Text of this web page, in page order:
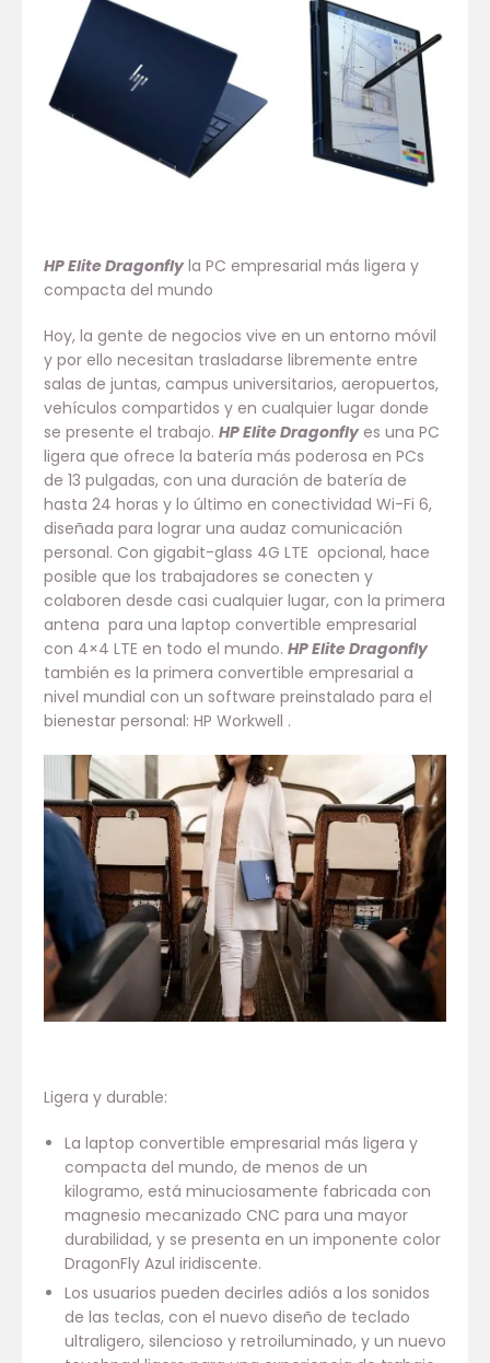
HP Elite Dragonflyla PC empresarial más ligera y
compacta del mundo
Hoy, la gente de negocios vive en un entorno móvil
y por ello necesitan trasladarse libremente entre
salas de juntas, campus universitarios, aeropuertos,
vehículos compartidos y en cualquier lugar donde
se presente el trabajo. HP Elite Dragonflyes una PC
ligera que ofrece la batería más poderosa en PCs
de 13 pulgadas, con una duración de batería de
hasta 24 horas y lo último en conectividad Wi-Fi 6,
diseñada para lograr una audaz comunicación
personal. Con gigabit-glass 4G LTE opcional, hace
posible que los trabajadores se conecten y
colaboren desde casi cualquier lugar, con la primera
antena para una laptop convertible empresarial
con 4×4 LTE en todo el mundo. HP Elite Dragonfly
también es la primera convertible empresarial a
nivel mundial con un software preinstalado para el
bienestar personal: HP Workwell .
Ligera y durable:
La laptop convertible empresarial más ligera y
compacta del mundo, de menos de un
kilogramo, está minuciosamente fabricada con
magnesio mecanizado CNC para una mayor
durabilidad, y se presenta en un imponente color
DragonFly Azul iridiscente.
Los usuarios pueden decirles adiós a los sonidos
de las teclas, con el nuevo diseño de teclado
ultraligero, silencioso y retroiluminado, y un nuevo